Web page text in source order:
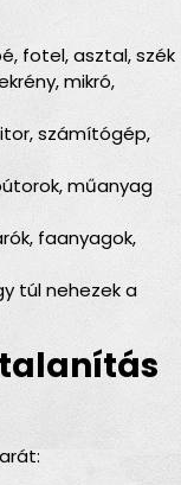
fotel, asztal, szék
mikró,
számítógép,
műanyag
faanyagok,
túl nehezek a